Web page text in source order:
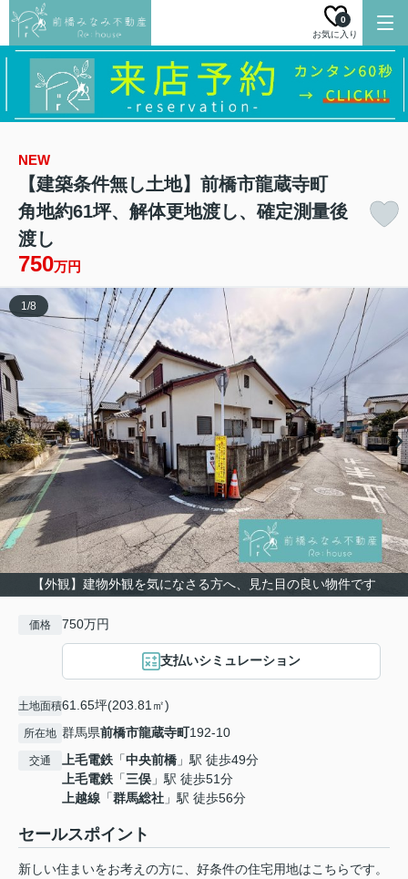
お気に入り
0
NEW
【建築条件無し土地】前橋市龍蔵寺町
角地約61坪、解体更地渡し、確定測量後
渡し
750万円
【外観】建物外観を気になさる方へ、見た目の良い物件です
1/8
価格 750万円
支払いシミュレーション
土地面積61.65坪(203.81㎡)
所在地 群馬県前橋市龍蔵寺町192-10
交通 上毛電鉄 「中央前橋 」駅 徒歩49分
上毛電鉄 「三俣 」駅 徒歩51分
上越線 「群馬総社 」駅 徒歩56分
セールスポイント
新しい住まいをお考えの方に、好条件の住宅用地はこちらです。